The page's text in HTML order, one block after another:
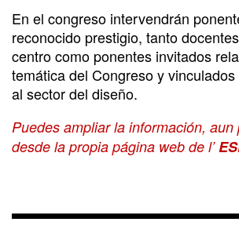
En el congreso intervendrán
reconocido prestigio, tanto
centro como ponentes invitados
temática del Congreso y
al sector del diseño.
Puedes ampliar la información, aun
desde la propia página web de l’